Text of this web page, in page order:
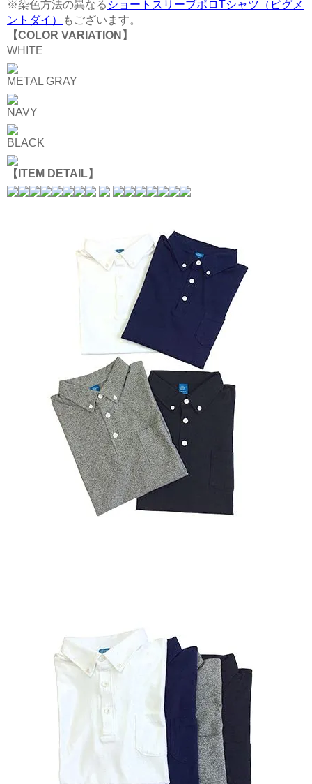
※染色方法の異なる ショートスリーブポロTシャツ（ピグメ
ントダイ）
もございます。
【COLOR VARIATION】
WHITE
METAL GRAY
NAVY
BLACK
【ITEM DETAIL】